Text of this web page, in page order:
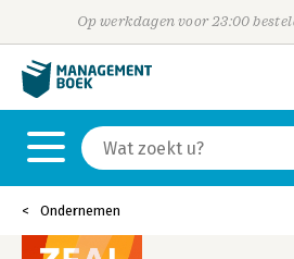
Op werkdagen voor 23:00
Ondernemen